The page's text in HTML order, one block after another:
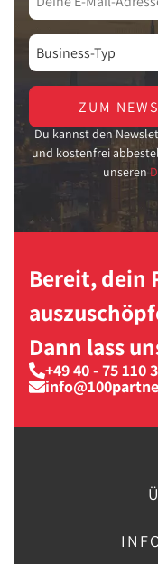
ZUM
Du kannst den
und kostenfrei
unseren
Bereit, dein
Dann lass
+49 40 - 75 110